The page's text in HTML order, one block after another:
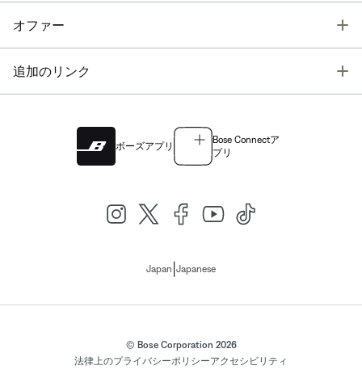
オファー
追加のリンク
ボーズアプリ
Bose Connectア
プリ
Japan Japanese
© Bose Corporation 2026
法律上のプライバシーポリシーアクセシビリティ